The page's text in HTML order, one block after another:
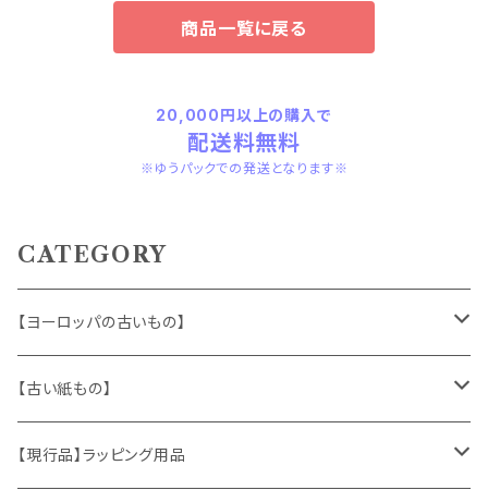
商品一覧に戻る
20,000円以上の購入で
配送料無料
※ゆうパックでの発送となります※
CATEGORY
【ヨーロッパの古いもの】
ヴィンテージアクセサリー
おもちゃ、ぬいぐるみ
【古い紙もの】
切手、FDC
【現行品】ラッピング用品